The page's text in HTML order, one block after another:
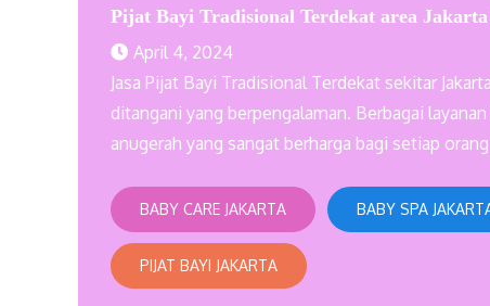
Pijat Bayi Tradisional Terdekat area
April 4, 2024
Jasa Pijat Bayi Tradisional Terdekat sekitar
ditangani yang berpengalaman. Berbagai
anugerah yang sangat berharga bagi setiap
BABY CARE JAKARTA BABY SPA
PIJAT BAYI JAKARTA